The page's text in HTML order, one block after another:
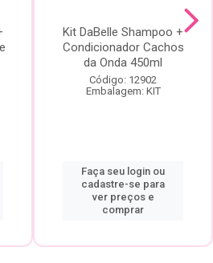
Kit DaBelle Shampoo +
Condicionador Cachos
da Onda 450ml
Código: 12902
Embalagem: KIT
Faça seu login ou
cadastre-se para
ver preços e
comprar